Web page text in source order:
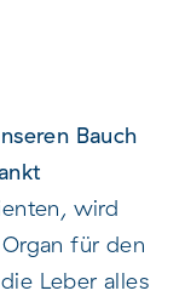
Bauch
wird
für den
Leber alles